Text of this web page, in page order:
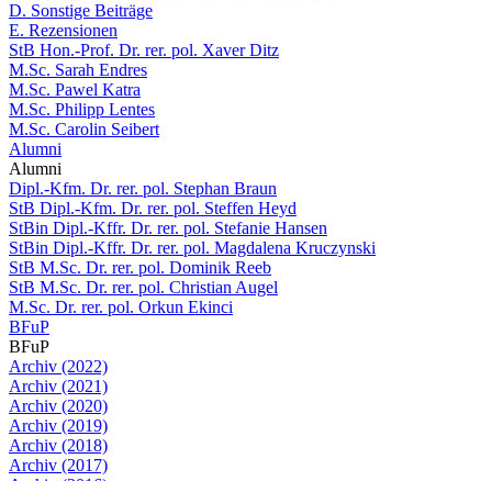
D. Sonstige Beiträge
E. Rezensionen
StB Hon.-Prof. Dr. rer. pol. Xaver Ditz
M.Sc. Sarah Endres
M.Sc. Pawel Katra
M.Sc. Philipp Lentes
M.Sc. Carolin Seibert
Alumni
Alumni
Dipl.-Kfm. Dr. rer. pol. Stephan Braun
StB Dipl.-Kfm. Dr. rer. pol. Steffen Heyd
StBin Dipl.-Kffr. Dr. rer. pol. Stefanie Hansen
StBin Dipl.-Kffr. Dr. rer. pol. Magdalena Kruczynski
StB M.Sc. Dr. rer. pol. Dominik Reeb
StB M.Sc. Dr. rer. pol. Christian Augel
M.Sc. Dr. rer. pol. Orkun Ekinci
BFuP
BFuP
Archiv (2022)
Archiv (2021)
Archiv (2020)
Archiv (2019)
Archiv (2018)
Archiv (2017)